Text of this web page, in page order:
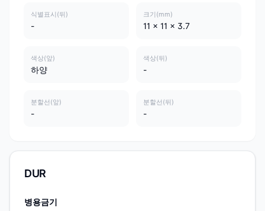
식별표시(뒤)
-
크기(mm)
11 x 11 x 3.7
색상(앞)
하양
색상(뒤)
-
분할선(앞)
-
분할선(뒤)
-
DUR
병용금기